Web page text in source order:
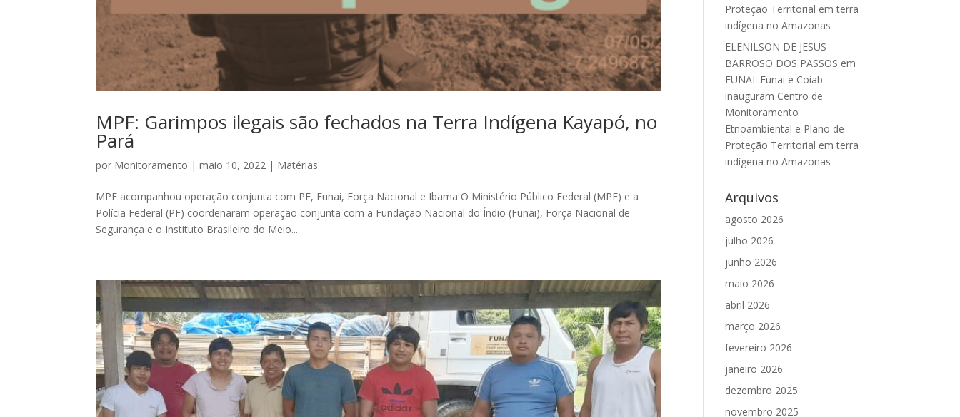
MPF: Garimpos ilegais são fechados na Terra Indígena Kayapó, no
Pará
por Monitoramento |maio 10, 2022 | Matérias
MPF acompanhou operação conjunta com PF, Funai, Força Nacional e Ibama O Ministério Público Federal (MPF) e a
Polícia Federal (PF) coordenaram operação conjunta com a Fundação Nacional do Índio (Funai), Força Nacional de
Segurança e o Instituto Brasileiro do Meio...
Proteção Territorial em terra
indígena no Amazonas
ELENILSON DE JESUS
BARROSO DOS PASSOS em
FUNAI: Funai e Coiab
inauguram Centro de
Monitoramento
Etnoambiental e Plano de
Proteção Territorial em terra
indígena no Amazonas
Arquivos
agosto 2026
julho 2026
junho 2026
maio 2026
abril 2026
março 2026
fevereiro 2026
janeiro 2026
dezembro 2025
novembro 2025